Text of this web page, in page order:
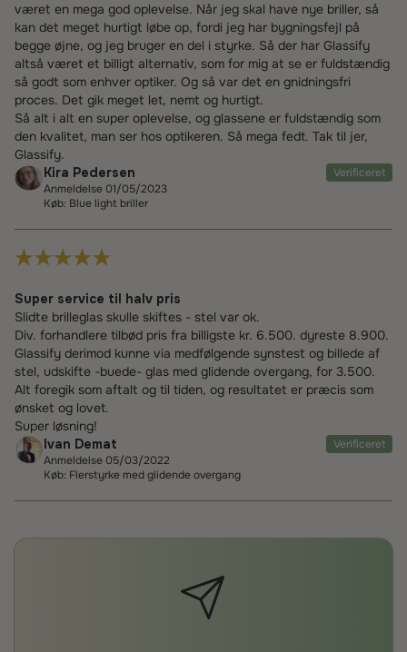
været en mega god oplevelse. Når jeg skal have nye briller, så
kan det meget hurtigt løbe op, fordi jeg har bygningsfejl på
begge øjne, og jeg bruger en del i styrke. Så der har Glassify
altså været et billigt alternativ, som for mig at se er fuldstændig
så godt som enhver optiker. Og så var det en gnidningsfri
proces. Det gik meget let, nemt og hurtigt.
Så alt i alt en super oplevelse, og glassene er fuldstændig som
den kvalitet, man ser hos optikeren. Så mega fedt. Tak til jer,
Glassify.
Kira Pedersen
Verificeret
Anmeldelse 01/05/2023
Køb: Blue light briller
Super service til halv pris
Slidte brilleglas skulle skiftes - stel var ok.
Div. forhandlere tilbød pris fra billigste kr. 6.500. dyreste 8.900.
Glassify derimod kunne via medfølgende synstest og billede af
stel, udskifte -buede- glas med glidende overgang, for 3.500.
Alt foregik som aftalt og til tiden, og resultatet er præcis som
ønsket og lovet.
Super løsning!
Ivan Demat
Verificeret
Anmeldelse 05/03/2022
Køb: Flerstyrke med glidende overgang